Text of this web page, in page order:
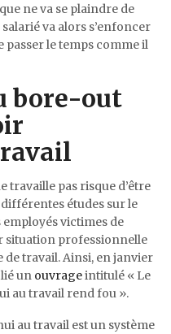
ne va se plaindre de
va alors s’enfoncer
le temps comme il
bore-out
travaille pas risque d’être
études sur le
victimes de
situation professionnelle
travail. Ainsi, en janvier
un ouvrageintitulé « Le
au travail rend fou ».
au travail est un système